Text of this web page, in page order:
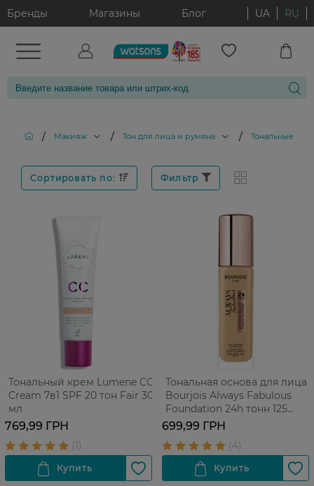
Бренды Магазины Блог UA RU
/ Макияж / Тон для лица и румяна / Тональные
Сортировать по: Фильтр
Тональный крем Lumene CC
Cream 7в1 SPF 20 тон Fair 30
мл
769,99 ГРН
Тональная основа для лица
Bourjois Always Fabulous
Foundation 24h тонн 125
Ivory 30 мл
699,99 ГРН